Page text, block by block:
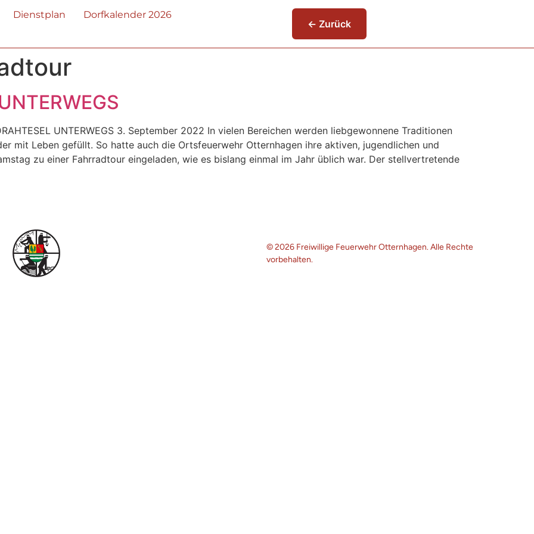
Dienstplan Dorfkalender 2026
← Zurück
UNTERWEGS 3. September 2022 In vielen Bereichen werden liebgewonnene Traditionen
mit Leben gefüllt. So hatte auch die Ortsfeuerwehr Otternhagen ihre aktiven, jugendlichen und
zu einer Fahrradtour eingeladen, wie es bislang einmal im Jahr üblich war. Der stellvertretende
© 2026 Freiwillige Feuerwehr Otternhagen. Alle Rechte
vorbehalten.